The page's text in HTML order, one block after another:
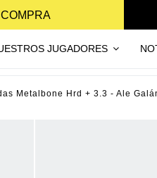
JUGADORES
Metalbone Hrd + 3.3 - Ale